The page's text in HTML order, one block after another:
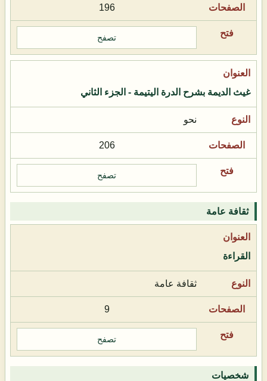
196
تصفح
غيث الديمة بشرح الدرة اليتيمة - الجزء الثاني
نحو
206
تصفح
ثقافة عامة
القراءة
ثقافة عامة
9
تصفح
شخصيات